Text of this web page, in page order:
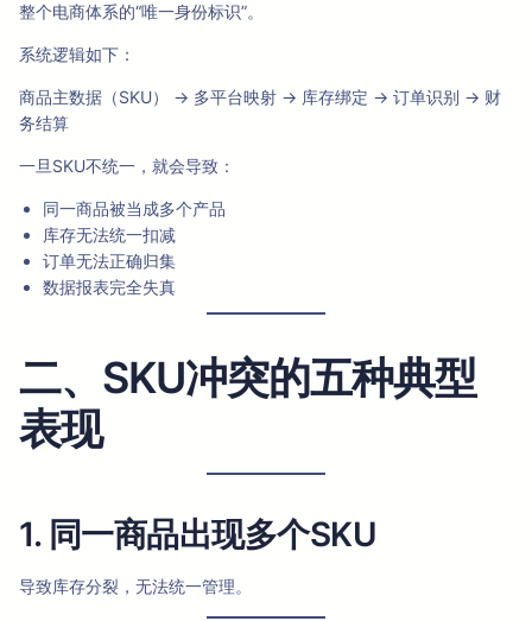
整个电商体系的“唯一身份标识”。
系统逻辑如下：
商品主数据（SKU） → 多平台映射 → 库存绑定 → 订单识别 → 财
务结算
一旦SKU不统一，就会导致：
同一商品被当成多个产品
库存无法统一扣减
订单无法正确归集
数据报表完全失真
二、SKU冲突的五种典型
表现
1. 同一商品出现多个SKU
导致库存分裂，无法统一管理。